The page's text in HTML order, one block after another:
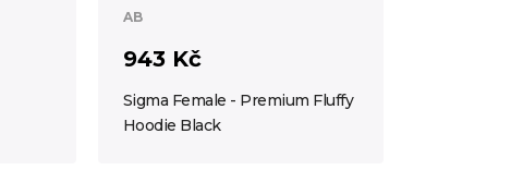
AB
943 Kč
Sigma Female - Premium Fluffy
Hoodie Black